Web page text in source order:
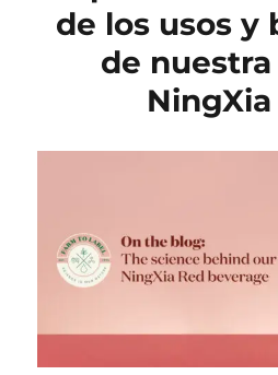
de los usos y
de
NingXia